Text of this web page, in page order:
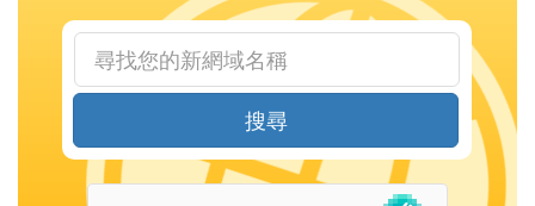
搜尋